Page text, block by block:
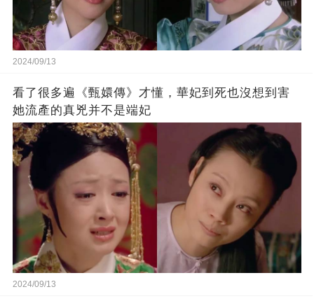
2024/09/13
看了很多遍《甄嬛傳》才懂，華妃到死也沒想到害
她流產的真兇并不是端妃
2024/09/13